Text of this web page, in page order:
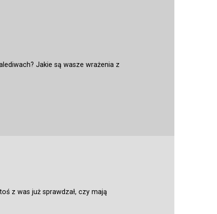
Jakie są wasze wrażenia z
z was już sprawdzał, czy mają